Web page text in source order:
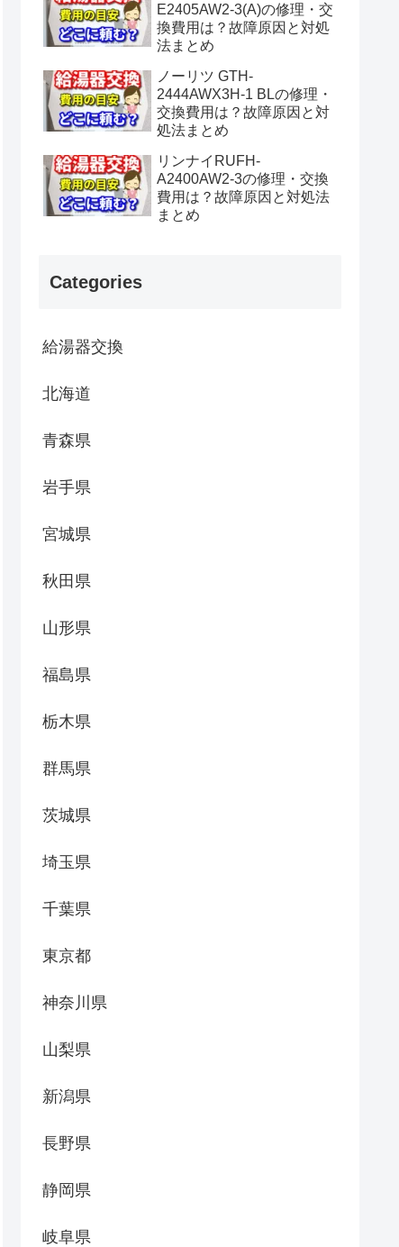
E2405AW2-3(A)の修理・交
換費用は？故障原因と対処
法まとめ
ノーリツ GTH-
2444AWX3H-1 BLの修理・
交換費用は？故障原因と対
処法まとめ
リンナイRUFH-
A2400AW2-3の修理・交換
費用は？故障原因と対処法
まとめ
Categories
給湯器交換
北海道
青森県
岩手県
宮城県
秋田県
山形県
福島県
栃木県
群馬県
茨城県
埼玉県
千葉県
東京都
神奈川県
山梨県
新潟県
長野県
静岡県
岐阜県